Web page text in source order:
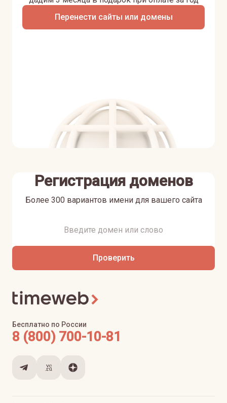
Перенести сайты или домены
Регистрация доменов
Более 300 вариантов имени для вашего сайта
Проверить
Бесплатно по России
8 (800) 700-10-81